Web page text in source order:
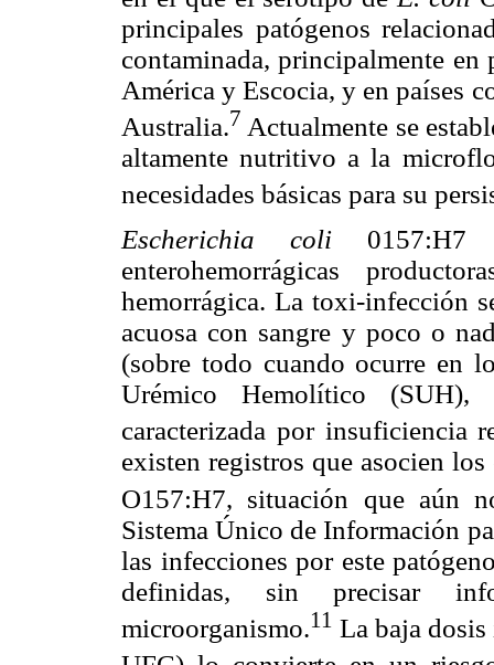
principales patógenos
contaminada, principalmente en
América y Escocia, y en países
Australia.7 Actualmente se
altamente nutritivo a la
necesidades básicas para su
Escherichia coli 0157:H7
enterohemorrágicas
hemorrágica. La toxi-infección
acuosa con sangre y poco o
(sobre todo cuando ocurre en
Urémico Hemolítico (SUH),
caracterizada por insuficiencia
existen registros que asocien
O157:H7, situación que aún
Sistema Único de Información
las infecciones por este
definidas, sin precisar
microorganismo.11 La baja